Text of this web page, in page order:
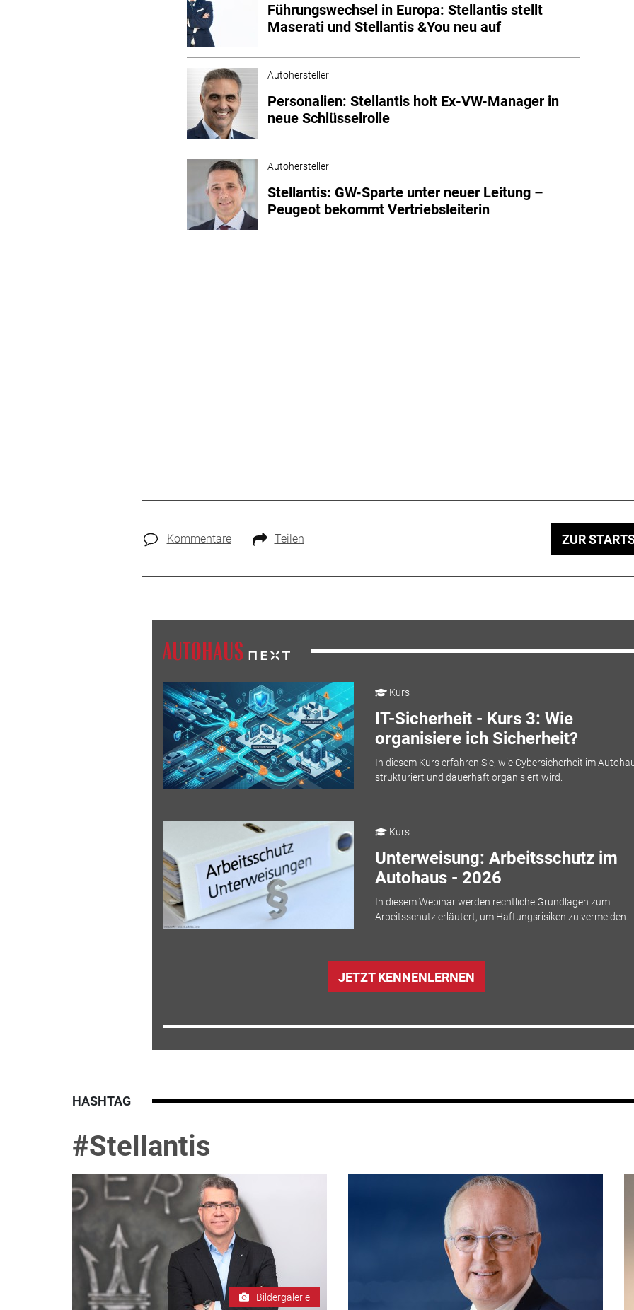
Führungswechsel in Europa: Stellantis stellt
Maserati und Stellantis &You neu auf
Autohersteller
Personalien: Stellantis holt Ex-VW-Manager in
neue Schlüsselrolle
Autohersteller
Stellantis: GW-Sparte unter neuer Leitung –
Peugeot bekommt Vertriebsleiterin
Kommentare Teilen ZUR
Kurs
IT-Sicherheit - Kurs 3: Wie
organisiere ich Sicherheit?
In diesem Kurs erfahren Sie, wie Cybersicherheit im
strukturiert und dauerhaft organisiert wird.
Kurs
Unterweisung: Arbeitsschutz im
Autohaus - 2026
In diesem Webinar werden rechtliche Grundlagen zum
Arbeitsschutz erläutert, um Haftungsrisiken zu vermeiden.
JETZT KENNENLERNEN
HASHTAG
#Stellantis
Bildergalerie